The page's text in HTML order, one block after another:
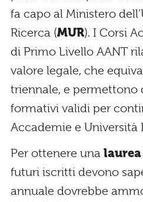
fa capo al Ministero
Ricerca (MUR). I Corsi
di Primo Livello AANT
valore legale, che
triennale, e permettono
formativi validi per
Accademie e Università
Per ottenere una laurea
futuri iscritti devono
annuale dovrebbe